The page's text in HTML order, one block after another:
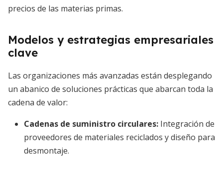
precios de las materias primas.
Modelos y estrategias empresariales
clave
Las organizaciones más avanzadas están desplegando
un abanico de soluciones prácticas que abarcan toda la
cadena de valor:
Cadenas de suministro circulares: Integración de
proveedores de materiales reciclados y diseño para
desmontaje.